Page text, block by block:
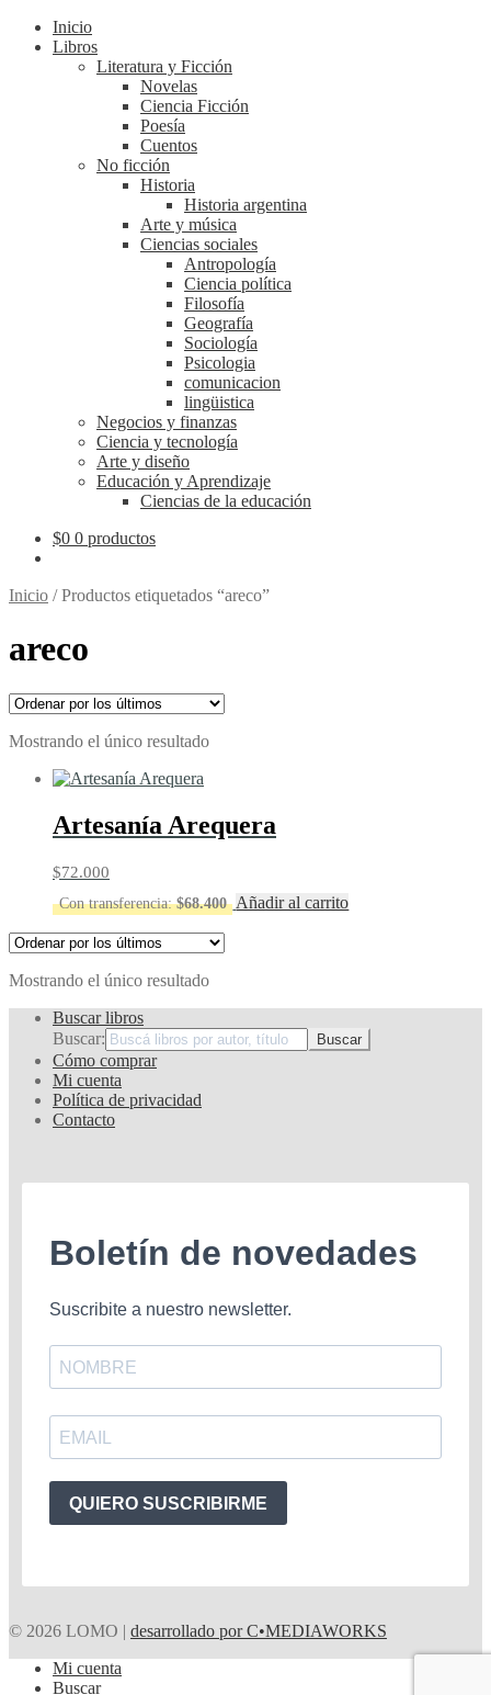
Inicio
Libros
Literatura y Ficción
Novelas
Ciencia Ficción
Poesía
Cuentos
No ficción
Historia
Historia argentina
Arte y música
Ciencias sociales
Antropología
Ciencia política
Filosofía
Geografía
Sociología
Psicologia
comunicacion
lingüistica
Negocios y finanzas
Ciencia y tecnología
Arte y diseño
Educación y Aprendizaje
Ciencias de la educación
$0 0 productos
Inicio /Productos etiquetados “areco”
areco
Mostrando el único resultado
Artesanía Arequera
$72.000
Con transferencia:$68.400 Añadir al carrito
Mostrando el único resultado
Buscar libros
Buscar:
Cómo comprar
Mi cuenta
Política de privacidad
Contacto
Boletín de novedades
Suscribite a nuestro newsletter.
QUIERO SUSCRIBIRME
© 2026 LOMO | desarrollado por C•MEDIAWORKS
Mi cuenta
Buscar